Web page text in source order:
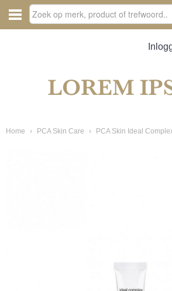
Home › PCA Skin Care › PCA Skin Ideal